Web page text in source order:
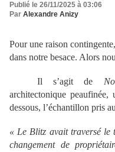
Publié le 26/11/2025 à 03:06
Par Alexandre Anizy
Pour une raison
dans notre besace. Alors
Il s’agit de
architectonique
dessous, l’échantillon pris
« Le Blitz avait traversé le
changement de